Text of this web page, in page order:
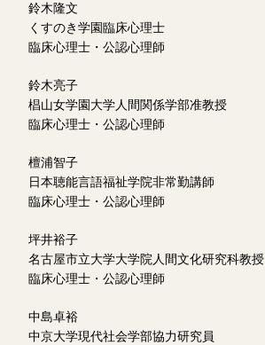
鈴木隆文
くすのき学園臨床心理士
臨床心理士・公認心理師
鈴木亮子
椙山女学園大学人間関係学部准教授
臨床心理士・公認心理師
檀浦智子
日本聴能言語福祉学院非常勤講師
臨床心理士・公認心理師
坪井裕子
名古屋市立大学大学院人間文化研究科教授
臨床心理士・公認心理師
中島卓裕
中京大学現代社会学部協力研究員